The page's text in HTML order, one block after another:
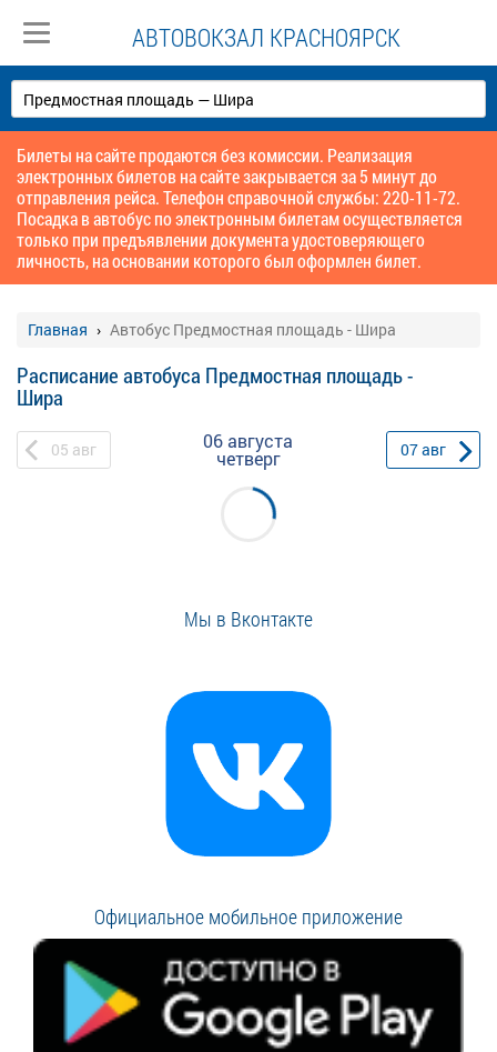
АВТОВОКЗАЛ КРАСНОЯРСК
Билеты на сайте продаются без комиссии. Реализация
электронных билетов на сайте закрывается за 5 минут до
отправления рейса. Телефон справочной службы: 220-11-72.
Посадка в автобус по электронным билетам осуществляется
только при предъявлении документа удостоверяющего
личность, на основании которого был оформлен билет.
Главная Автобус Предмостная площадь - Шира
Расписание автобуса Предмостная площадь -
Шира
05 авг 06 августа
четверг 07авг
Мы в Вконтакте
Официальное мобильное приложение